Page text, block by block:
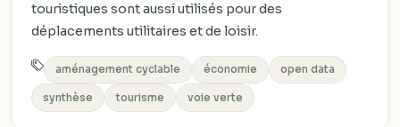
touristiques sont aussi utilisés pour des
déplacements utilitaires et de loisir.
aménagement cyclable économie open data
synthèse tourisme voie verte